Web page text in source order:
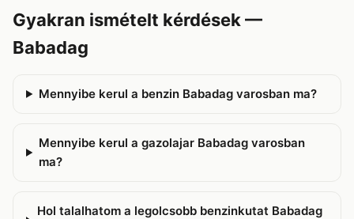
Gyakran ismételt kérdések —
Babadag
Mennyibe kerul a benzin Babadag varosban ma?
Mennyibe kerul a gazolajar Babadag varosban
ma?
Hol talalhatom a legolcsobb benzinkutat Babadag